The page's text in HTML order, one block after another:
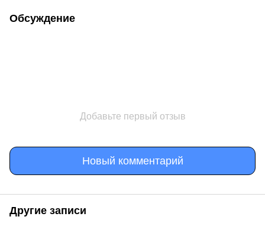
Обсуждение
Добавьте первый отзыв
Новый комментарий
Другие записи